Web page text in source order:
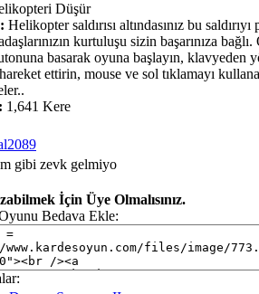
Düşür
Helikopter saldırısı altındasınız bu
kurtuluşu sizin başarınıza
basarak oyuna başlayın, klavyeden
ettirin, mouse ve sol tıklamayı
1,641 Kere
gibi zevk gelmiyo
İçin Üye Olmalısınız.
Bedava Ekle: